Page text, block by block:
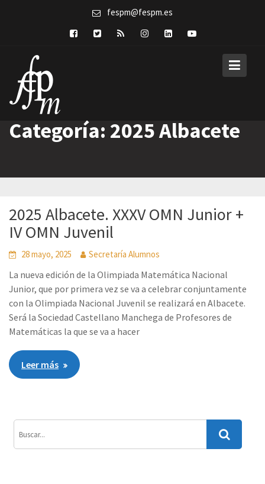
fespm@fespm.es
Categoría: 2025 Albacete
2025 Albacete. XXXV OMN Junior +
IV OMN Juvenil
28 mayo, 2025 Secretaría Alumnos
La nueva edición de la Olimpiada Matemática Nacional
Junior, que por primera vez se va a celebrar conjuntamente
con la Olimpiada Nacional Juvenil se realizará en Albacete.
Será la Sociedad Castellano Manchega de Profesores de
Matemáticas la que se va a hacer
Leer más